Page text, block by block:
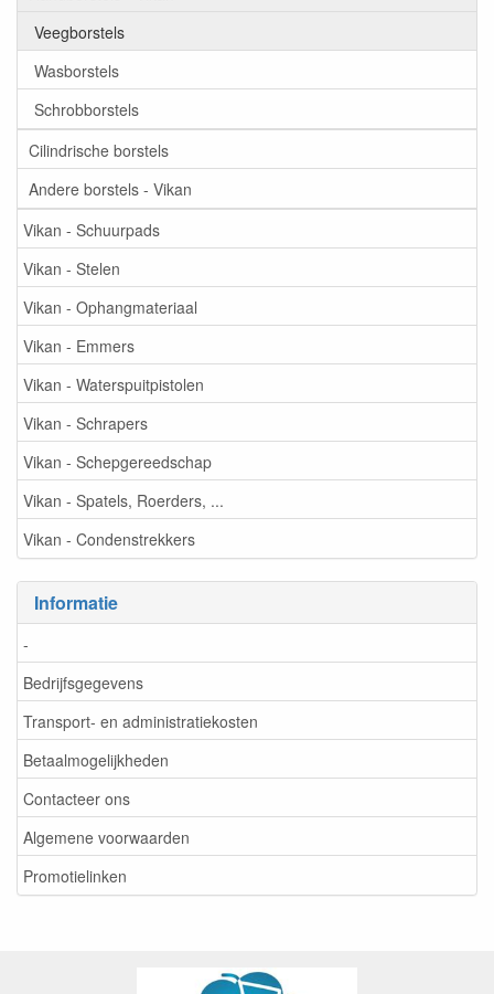
Veegborstels
Wasborstels
Schrobborstels
Cilindrische borstels
Andere borstels - Vikan
Vikan - Schuurpads
Vikan - Stelen
Vikan - Ophangmateriaal
Vikan - Emmers
Vikan - Waterspuitpistolen
Vikan - Schrapers
Vikan - Schepgereedschap
Vikan - Spatels, Roerders, ...
Vikan - Condenstrekkers
Informatie
-
Bedrijfsgegevens
Transport- en administratiekosten
Betaalmogelijkheden
Contacteer ons
Algemene voorwaarden
Promotielinken